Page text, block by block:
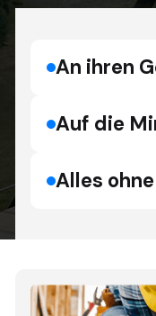
An ihren
Auf die
Alles